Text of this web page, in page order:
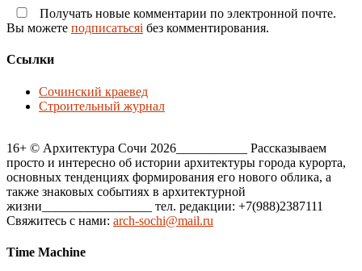
Получать новые комментарии по электронной почте.
Вы можете подписатьсяi без комментирования.
Ссылки
Сочинский краевед
Строительный журнал
16+ © Архитектура Сочи 2026___________ Рассказываем
просто и интересно об истории архитектуры города курорта,
основных тенденциях формирования его нового облика, а
также знаковых событиях в архитектурной
жизни_________________ тел. редакции: +7(988)2387111
Свяжитесь с нами: arch-sochi@mail.ru
Time Machine